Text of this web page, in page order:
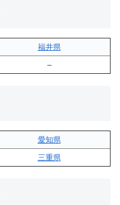
福井県
–
愛知県
三重県